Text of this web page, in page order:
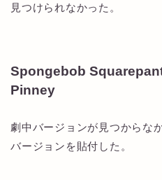
見つけられなかった。
Spongebob
Pinney
劇中バージョンが見つからな
バージョンを貼付した。